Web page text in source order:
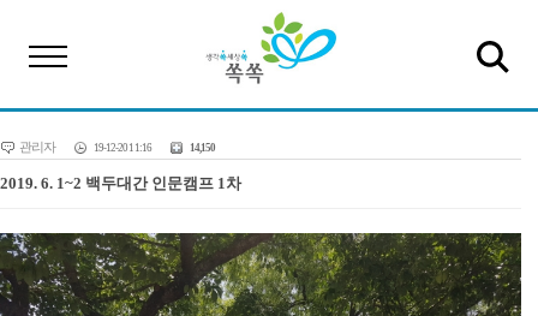
관리자 19-12-20 11:16 14,150
2019. 6. 1~2 백두대간 인문캠프 1차